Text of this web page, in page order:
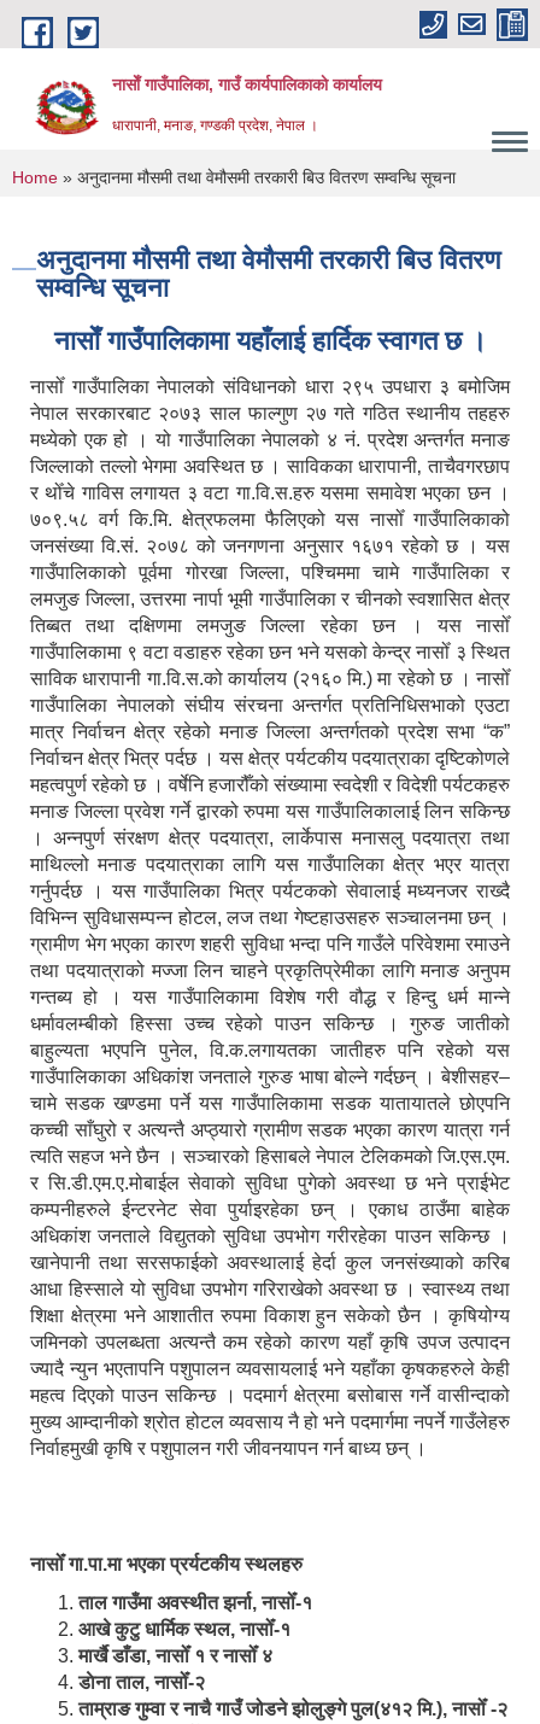
Skip to main content
नासाेँ गाउँपालिका, गाउँ कार्यपालिकाकाे कार्यालय
धारापानी, मनाङ, गण्डकी प्रदेश, नेपाल ।
You are here
Home » अनुदानमा मौसमी तथा वेमौसमी तरकारी बिउ वितरण सम्वन्धि सूचना
अनुदानमा मौसमी तथा वेमौसमी तरकारी बिउ वितरण
सम्वन्धि सूचना
नासाेँ गाउँपालिकामा यहाँलाई हार्दिक स्वागत छ ।
नासोँ गाउँपालिका नेपालको संविधानको धारा २९५ उपधारा ३ बमोजिम
नेपाल सरकारबाट २०७३ साल फाल्गुण २७ गते गठित स्थानीय तहहरु
मध्येको एक हो । यो गाउँपालिका नेपालको ४ नं. प्रदेश अन्तर्गत मनाङ
जिल्लाको तल्लो भेगमा अवस्थित छ । साविकका धारापानी‚ ताचैवगरछाप
र थोँचे गाविस लगायत ३ वटा गा.वि.स.हरु यसमा समावेश भएका छन ।
७०९.५८ वर्ग कि.मि. क्षेत्रफलमा फैलिएको यस नासोँ गाउँपालिकाको
जनसंख्या वि.सं. २०७८ को जनगणना अनुसार १६७१ रहेको छ । यस
गाउँपालिकाको पूर्वमा गोरखा जिल्ला, पश्चिममा चामे गाउँपालिका र
लमजुङ जिल्ला, उत्तरमा नार्पा भूमी गाउँपालिका र चीनको स्वशासित क्षेत्र
तिब्बत तथा दक्षिणमा लमजुङ जिल्ला रहेका छन । यस नासोँ
गाउँपालिकामा ९ वटा वडाहरु रहेका छन भने यसको केन्द्र नासोँ ३ स्थित
साविक धारापानी गा.वि.स.को कार्यालय (२१६० मि.) मा रहेको छ । नासोँ
गाउँपालिका नेपालको संघीय संरचना अन्तर्गत प्रतिनिधिसभाको एउटा
मात्र निर्वाचन क्षेत्र रहेको मनाङ जिल्ला अन्तर्गतको प्रदेश सभा “क”
निर्वाचन क्षेत्र भित्र पर्दछ । यस क्षेत्र पर्यटकीय पदयात्राका दृष्टिकोणले
महत्वपुर्ण रहेको छ । वर्षेनि हजारौँको संख्यामा स्वदेशी र विदेशी पर्यटकहरु
मनाङ जिल्ला प्रवेश गर्ने द्वारको रुपमा यस गाउँपालिकालाई लिन सकिन्छ
। अन्नपुर्ण संरक्षण क्षेत्र पदयात्रा, लार्केपास मनासलु पदयात्रा तथा
माथिल्लो मनाङ पदयात्राका लागि यस गाउँपालिका क्षेत्र भएर यात्रा
गर्नुपर्दछ । यस गाउँपालिका भित्र पर्यटकको सेवालाई मध्यनजर राख्दै
विभिन्न सुविधासम्पन्न होटल, लज तथा गेष्टहाउसहरु सञ्चालनमा छन् ।
ग्रामीण भेग भएका कारण शहरी सुविधा भन्दा पनि गाउँले परिवेशमा रमाउने
तथा पदयात्राको मज्जा लिन चाहने प्रकृतिप्रेमीका लागि मनाङ अनुपम
गन्तब्य हो । यस गाउँपालिकामा विशेष गरी वौद्ध र हिन्दु धर्म मान्ने
धर्मावलम्बीको हिस्सा उच्च रहेको पाउन सकिन्छ । गुरुङ जातीको
बाहुल्यता भएपनि पुनेल, वि.क.लगायतका जातीहरु पनि रहेको यस
गाउँपालिकाका अधिकांश जनताले गुरुङ भाषा बोल्ने गर्दछन् । बेशीसहर–
चामे सडक खण्डमा पर्ने यस गाउँपालिकामा सडक यातायातले छोएपनि
कच्ची साँघुरो र अत्यन्तै अप्ठ्यारो ग्रामीण सडक भएका कारण यात्रा गर्न
त्यति सहज भने छैन । सञ्चारको हिसाबले नेपाल टेलिकमको जि.एस.एम.
र सि.डी.एम.ए.मोबाईल सेवाको सुविधा पुगेको अवस्था छ भने प्राईभेट
कम्पनीहरुले ईन्टरनेट सेवा पुर्याइरहेका छन् । एकाध ठाउँमा बाहेक
अधिकांश जनताले विद्युतको सुविधा उपभोग गरीरहेका पाउन सकिन्छ ।
खानेपानी तथा सरसफाईको अवस्थालाई हेर्दा कुल जनसंख्याको करिब
आधा हिस्साले यो सुविधा उपभोग गरिराखेको अवस्था छ । स्वास्थ्य तथा
शिक्षा क्षेत्रमा भने आशातीत रुपमा विकाश हुन सकेको छैन । कृषियोग्य
जमिनको उपलब्धता अत्यन्तै कम रहेको कारण यहाँ कृषि उपज उत्पादन
ज्यादै न्युन भएतापनि पशुपालन व्यवसायलाई भने यहाँका कृषकहरुले केही
महत्व दिएको पाउन सकिन्छ । पदमार्ग क्षेत्रमा बसोबास गर्ने वासीन्दाको
मुख्य आम्दानीको श्रोत होटल व्यवसाय नै हो भने पदमार्गमा नपर्ने गाउँलेहरु
निर्वाहमुखी कृषि र पशुपालन गरी जीवनयापन गर्न बाध्य छन् ।
नासोँ गा.पा.मा भएका प्रर्यटकीय स्थलहरु
ताल गाउँमा अवस्थीत झर्ना, नासोँ-१
आखे कुटु धार्मिक स्थल, नासोँ-१
मार्खै डाँडा, नासोँ १ र नासोँ ४
डाेना ताल, नासोँ-२
ताम्राङ गुम्वा र नाचै गाउँ जोडने झोलुङ्गे पुल(४१२ मि.), नासोँ -२